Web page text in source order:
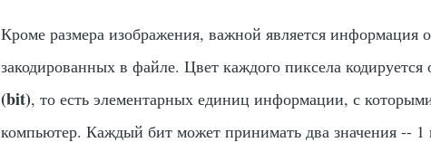
Кроме размера изображения, важной является информация
закодированных в файле. Цвет каждого пиксела
(bit), то есть элементарных единиц информации, с
компьютер. Каждый бит может принимать два значения --